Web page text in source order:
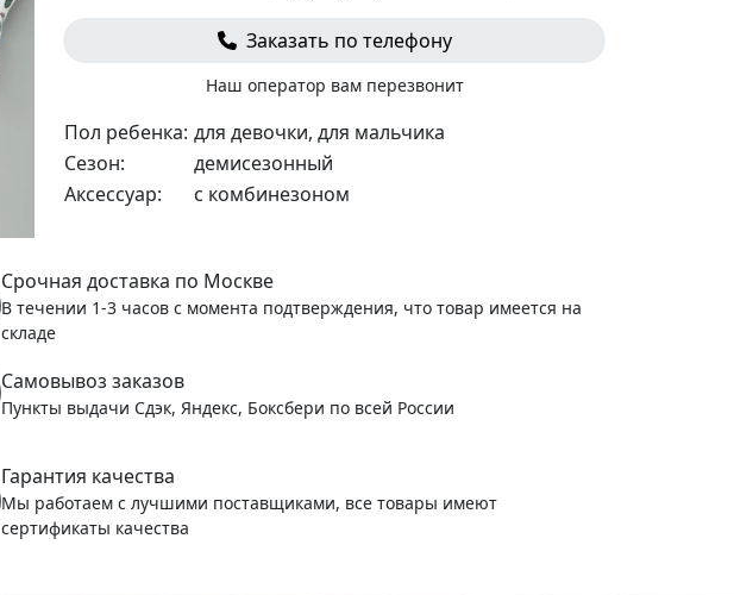
В корзину
КРАПИНКУ
(Артикул:
1529-134 36-38
Заказать по телефону
Наш оператор вам перезвонит
Пол ребенка: для девочки, для мальчика
Сезон:
демисезонный
Аксессуар:
с комбинезоном
Срочная доставка по Москве
В течении 1-3 часов с момента подтверждения, что товар имеется на
складе
Самовывоз заказов
Пункты выдачи Сдэк, Яндекс, Боксбери по всей России
Гарантия качества
Мы работаем с лучшими поставщиками, все товары имеют
сертификаты качества